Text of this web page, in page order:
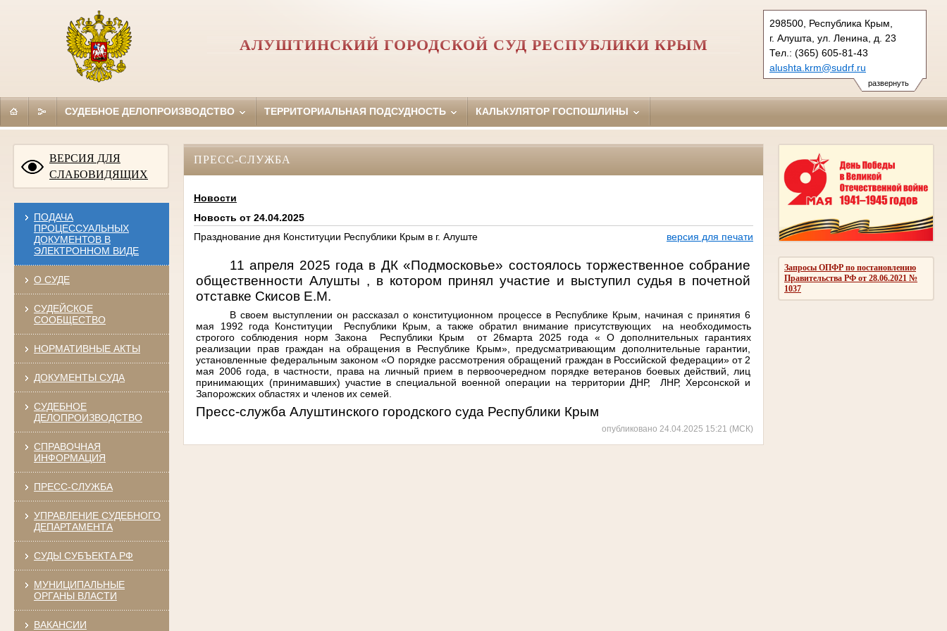
развернуть
298500, Республика Крым,
г. Алушта, ул. Ленина, д. 23
Тел.: (365) 605-81-43
alushta.krm@sudrf.ru
АЛУШТИНСКИЙ ГОРОДСКОЙ СУД РЕСПУБЛИКИ КРЫМ
СУДЕБНОЕ ДЕЛОПРОИЗВОДСТВО ТЕРРИТОРИАЛЬНАЯ ПОДСУДНОСТЬ КАЛЬКУЛЯТОР ГОСПОШЛИНЫ
ВЕРСИЯ ДЛЯ
СЛАБОВИДЯЩИХ
ПОДАЧА
ПРОЦЕССУАЛЬНЫХ
ДОКУМЕНТОВ В
ЭЛЕКТРОННОМ ВИДЕ
О СУДЕ
СУДЕЙСКОЕ
СООБЩЕСТВО
НОРМАТИВНЫЕ АКТЫ
ДОКУМЕНТЫ СУДА
СУДЕБНОЕ
ДЕЛОПРОИЗВОДСТВО
СПРАВОЧНАЯ
ИНФОРМАЦИЯ
ПРЕСС-СЛУЖБА
УПРАВЛЕНИЕ СУДЕБНОГО
ДЕПАРТАМЕНТА
СУДЫ СУБЪЕКТА РФ
МУНИЦИПАЛЬНЫЕ
ОРГАНЫ ВЛАСТИ
ВАКАНСИИ
Запросы ОПФР по постановлению
Правительства РФ от 28.06.2021 №
1037
ПРЕСС-СЛУЖБА
Новости
Новость от 24.04.2025
Празднование дня Конституции Республики Крым в г. Алуште
версия для печати
11 апреля 2025 года в ДК «Подмосковье» состоялось торжественное собрание
общественности Алушты , в котором принял участие и выступил судья в почетной
отставке Скисов Е.М.
В своем выступлении он рассказал о конституционном процессе в Республике Крым, начиная с принятия 6
мая 1992 года Конституции
Республики Крым, а также обратил внимание присутствующих
на необходимость
строгого соблюдения норм Закона
Республики Крым
от 26марта 2025 года « О дополнительных гарантиях
реализации прав граждан на обращения в Республике Крым», предусматривающим дополнительные гарантии,
установленные федеральным законом «О порядке рассмотрения обращений граждан в Российской федерации» от 2
мая 2006 года, в частности, права на личный прием в первоочередном порядке ветеранов боевых действий, лиц
принимающих (принимавших) участие в специальной военной операции на территории ДНР,
ЛНР, Херсонской и
Запорожских областях и членов их семей.
Пресс-служба Алуштинского городского суда Республики Крым
опубликовано 24.04.2025 15:21 (МСК)